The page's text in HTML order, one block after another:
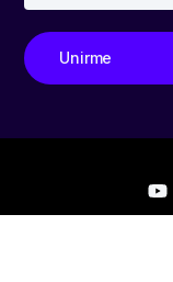
Unirme